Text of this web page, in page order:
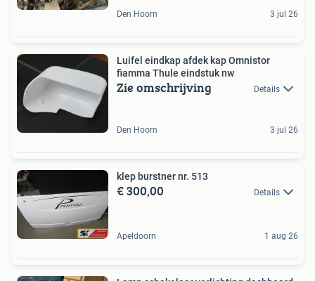
Den Hoorn 3 jul 26
Luifel eindkap afdek kap Omnistor
fiamma Thule eindstuk nw
Zie omschrijving Details
Den Hoorn 3 jul 26
klep burstner nr. 513
€ 300,00 Details
Apeldoorn 1 aug 26